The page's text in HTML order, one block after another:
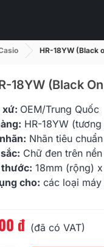
HR-18YW (Black
18YW (Black
xứ: OEM/Trung Quốc
HR-18YW
Nhãn tiêu
Chữ đen trên
18mm (rộng)
cho: các loại máy
đ (đã có VAT)
HR-6X (Black On Clear,
6mm)
176.000 đ
HR-6WE (Black On